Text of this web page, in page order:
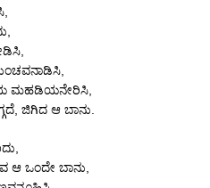
ಮಹಡಿಯನೇರಿಸಿ,
ಜಿಗಿದ ಆ ಬಾನು.
ಒಂದೇ ಬಾನು,